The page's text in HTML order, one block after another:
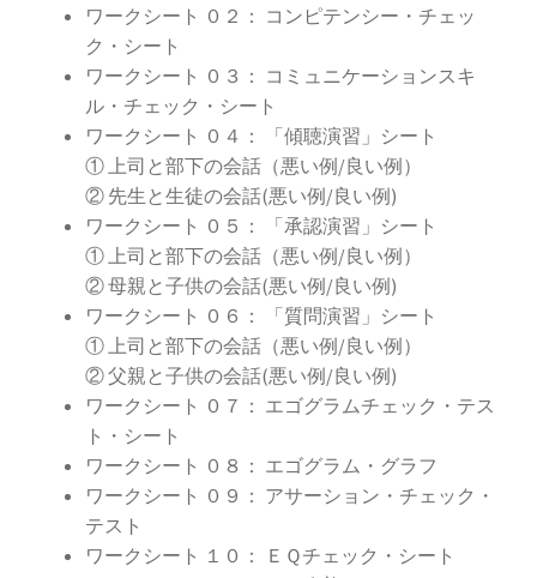
ワークシート ０２： コンピテンシー・チェッ
ク・シート
ワークシート ０３： コミュニケーションスキ
ル・チェック・シート
ワークシート ０４： 「傾聴演習」シート
① 上司と部下の会話（悪い例/良い例）
② 先生と生徒の会話(悪い例/良い例)
ワークシート ０５： 「承認演習」シート
① 上司と部下の会話（悪い例/良い例）
② 母親と子供の会話(悪い例/良い例)
ワークシート ０６： 「質問演習」シート
① 上司と部下の会話（悪い例/良い例）
② 父親と子供の会話(悪い例/良い例)
ワークシート ０７： エゴグラムチェック・テス
ト・シート
ワークシート ０８： エゴグラム・グラフ
ワークシート ０９： アサーション・チェック・
テスト
ワークシート １０： ＥＱチェック・シート